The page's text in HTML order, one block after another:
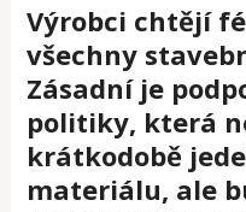
Výrobci chtějí
všechny
Zásadní je
politiky, která
krátkodobě
materiálu, ale